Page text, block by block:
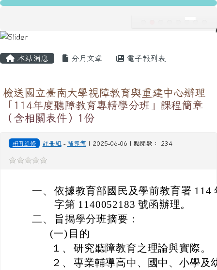
跳至主內容區
龍安國民小學
本站消息 分月文章 電子報列表
檢送國立臺南大學視障教育與重建中心辦理
「114年度聽障教育專精學分班」課程簡章
（含相關表件）1份
研習進修 註冊組 - 輔導室 | 2025-06-06 | 點閱數： 234
一、 依據教育部國民及學前教育署 114
字第 1140052183 號函辦理。
二、
旨揭學分班摘要：
(一) 目的
１、 研究聽障教育之理論與實際。
２、 專業輔導高中、國中、小學及